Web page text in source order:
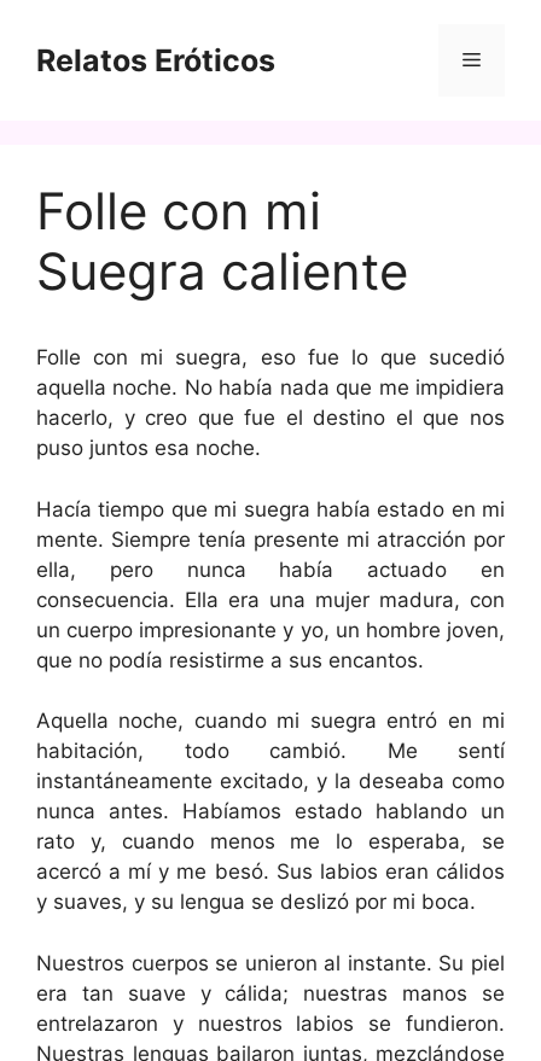
contenido
Relatos Eróticos Menú
Folle con mi
Suegra caliente
Folle con mi suegra, eso fue lo que sucedió
aquella noche. No había nada que me impidiera
hacerlo, y creo que fue el destino el que nos
puso juntos esa noche.
Hacía tiempo que mi suegra había estado en mi
mente. Siempre tenía presente mi atracción por
ella, pero nunca había actuado en
consecuencia. Ella era una mujer madura, con
un cuerpo impresionante y yo, un hombre joven,
que no podía resistirme a sus encantos.
Aquella noche, cuando mi suegra entró en mi
habitación, todo cambió. Me sentí
instantáneamente excitado, y la deseaba como
nunca antes. Habíamos estado hablando un
rato y, cuando menos me lo esperaba, se
acercó a mí y me besó. Sus labios eran cálidos
y suaves, y su lengua se deslizó por mi boca.
Nuestros cuerpos se unieron al instante. Su piel
era tan suave y cálida; nuestras manos se
entrelazaron y nuestros labios se fundieron.
Nuestras lenguas bailaron juntas, mezclándose